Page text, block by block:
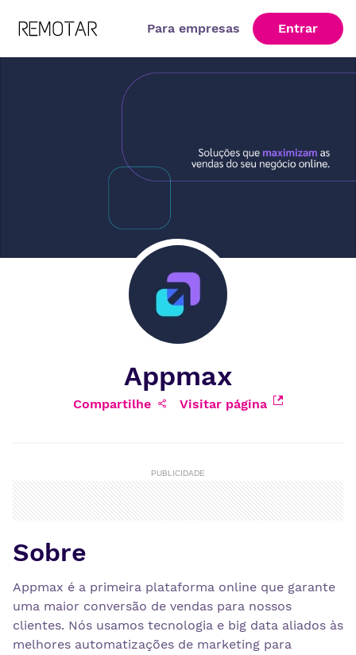
Para empresas Entrar
Appmax
Compartilhe Visitar página
PUBLICIDADE
Sobre
Appmax é a primeira plataforma online que garante
uma maior conversão de vendas para nossos
clientes. Nós usamos tecnologia e big data aliados às
melhores automatizações de marketing para